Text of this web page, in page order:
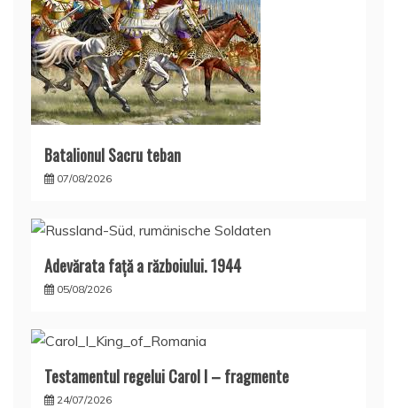
Batalionul Sacru teban
07/08/2026
Adevărata față a războiului. 1944
05/08/2026
Testamentul regelui Carol I – fragmente
24/07/2026